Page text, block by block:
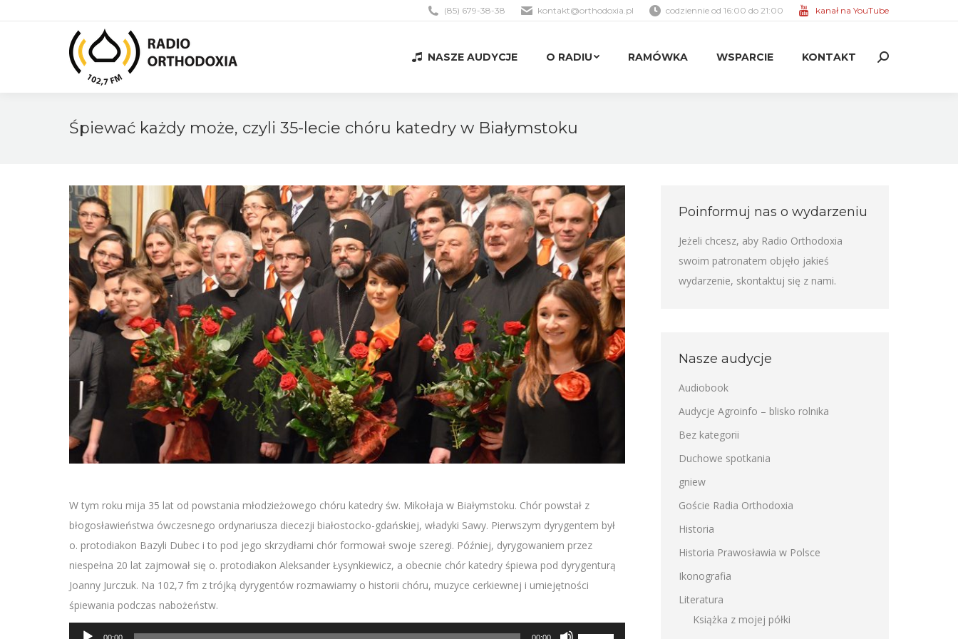
(85) 679-38-38 kontakt@orthodoxia.pl codziennie od 16:00 do 21:00 kanał na YouTube
NASZE AUDYCJE O RADIU RAMÓWKA WSPARCIE KONTAKT Search:
Śpiewać każdy może, czyli 35-lecie chóru katedry w Białymstoku
W tym roku mija 35 lat od powstania młodzieżowego chóru katedry św. Mikołaja w Białymstoku. Chór powstał z
błogosławieństwa ówczesnego ordynariusza diecezji białostocko-gdańskiej, władyki Sawy. Pierwszym dyrygentem był
o. protodiakon Bazyli Dubec i to pod jego skrzydłami chór formował swoje szeregi. Później, dyrygowaniem przez
niespełna 20 lat zajmował się o. protodiakon Aleksander Łysynkiewicz, a obecnie chór katedry śpiewa pod dyrygenturą
Joanny Jurczuk. Na 102,7 fm z trójką dyrygentów rozmawiamy o historii chóru, muzyce cerkiewnej i umiejętności
śpiewania podczas nabożeństw.
Odtwarzacz
Używaj
Poinformuj nas o wydarzeniu
Jeżeli chcesz, aby Radio Orthodoxia
swoim patronatem objęło jakieś
wydarzenie, skontaktuj się z nami.
Nasze audycje
Audiobook
Audycje Agroinfo – blisko rolnika
Bez kategorii
Duchowe spotkania
gniew
Goście Radia Orthodoxia
Historia
Historia Prawosławia w Polsce
Ikonografia
Literatura
Książka z mojej półki